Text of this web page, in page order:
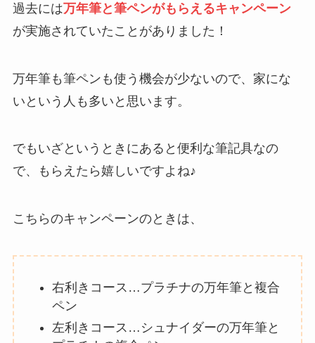
過去には万年筆と筆ペンがもらえるキャンペーン
が実施されていたことがありました！
万年筆も筆ペンも使う機会が少ないので、家にな
いという人も多いと思います。
でもいざというときにあると便利な筆記具なの
で、もらえたら嬉しいですよね♪
こちらのキャンペーンのときは、
右利きコース…プラチナの万年筆と複合
ペン
左利きコース…シュナイダーの万年筆と